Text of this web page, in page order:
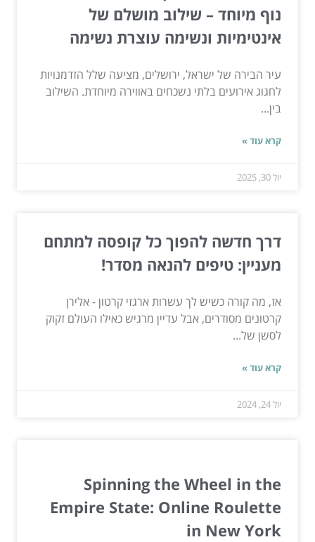
נוף מיוחד – שילוב מושלם של
אינטימיות ונשימה עוצרת נשימה
עיר הבירה של ישראל, ירושלים, מציעה שלל הזדמנויות
לחגוג אירועים בלתי נשכחים באווירה מיוחדת. השילוב
בין...
קרא עוד »
יול 30, 2025
דרך חדשה להפוך כל קופסה למתחם
מעניין: טיפים להנאה מסדר!
אז, מה קורה כשיש לך עשרות ארגזי קרטון - אלירן
קרטונים מסודרים, אבל עדיין מרגיש כאילו העולם זקוק
לסשן של...
קרא עוד »
יול 24, 2024
Spinning the Wheel in the
Empire State: Online Roulette
in New York